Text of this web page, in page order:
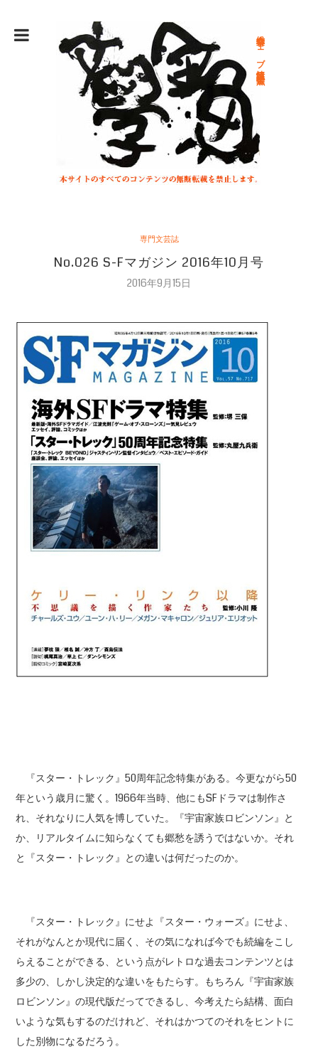
総合文学ウェブ情報誌 文学金魚
専門文芸誌
No.026 S-Fマガジン 2016年10月号
2016年9月15日
『スター・トレック』50周年記念特集がある。今更ながら50
年という歳月に驚く。1966年当時、他にもSFドラマは制作さ
れ、それなりに人気を博していた。『宇宙家族ロビンソン』と
か、リアルタイムに知らなくても郷愁を誘うではないか。それ
と『スター・トレック』との違いは何だったのか。
『スター・トレック』にせよ『スター・ウォーズ』にせよ、
それがなんとか現代に届く、その気になれば今でも続編をこし
らえることができる、という点がレトロな過去コンテンツとは
多少の、しかし決定的な違いをもたらす。もちろん『宇宙家族
ロビンソン』の現代版だってできるし、今考えたら結構、面白
いような気もするのだけれど、それはかつてのそれをヒントに
した別物になるだろう。